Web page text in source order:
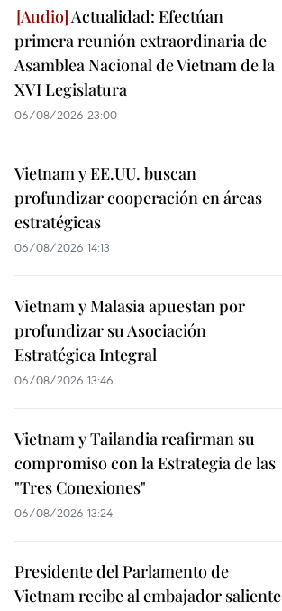
Actualidad: Efectúan
primera reunión extraordinaria de
Asamblea Nacional de Vietnam de la
XVI Legislatura
06/08/2026 23:00
Vietnam y EE.UU. buscan
profundizar cooperación en áreas
estratégicas
06/08/2026 14:13
Vietnam y Malasia apuestan por
profundizar su Asociación
Estratégica Integral
06/08/2026 13:46
Vietnam y Tailandia reafirman su
compromiso con la Estrategia de las
"Tres Conexiones"
06/08/2026 13:24
Presidente del Parlamento de
Vietnam recibe al embajador saliente